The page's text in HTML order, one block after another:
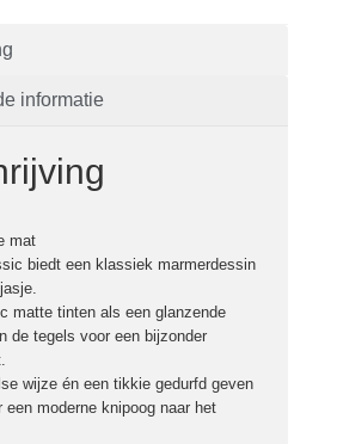
informatie
mat
biedt een klassiek marmerdessin
matte tinten als een glanzende
de tegels voor een bijzonder
wijze én een tikkie gedurfd geven
een moderne knipoog naar het